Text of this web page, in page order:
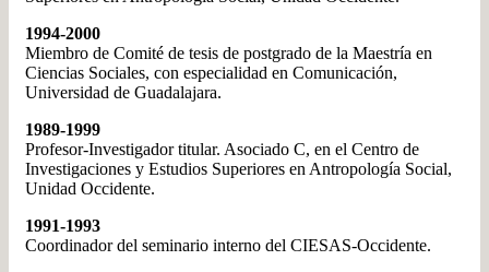
1994-2000
Miembro de Comité de tesis de postgrado de la Maestría en
Ciencias Sociales, con especialidad en Comunicación,
Universidad de Guadalajara.
1989-1999
Profesor-Investigador titular. Asociado C, en el Centro de
Investigaciones y Estudios Superiores en Antropología Social,
Unidad Occidente.
1991-1993
Coordinador del seminario interno del CIESAS-Occidente.